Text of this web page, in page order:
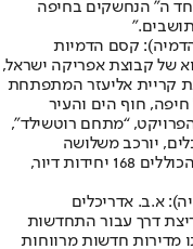
ה" הנחשקים בחיפה
קסם הדמיות
של קבוצת אפריקה ישראל,
קריית אליעזר המתפתחת
חוף הים והעיר
“מתחם רוטשילד",
יורכב משלושה
מתחמים עצמאיים, בהם כיום 7 מבני מגורים הכוללים 168 יחידות דיור,
א.ב. אדריכלים
דרך עבור התחדשות
מדירות חדשות מרווחות